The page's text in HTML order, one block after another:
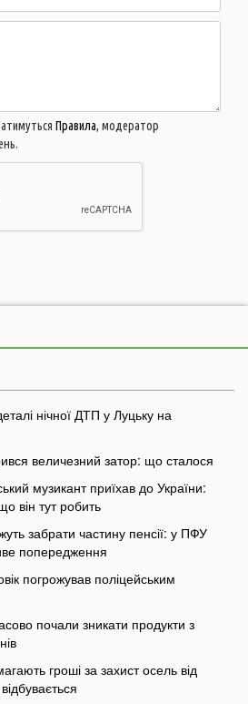
Правила, модератор
нічної ДТП у Луцьку на
величезний затор: що сталося
музикант приїхав до України:
він тут робить
забрати частину пенсії: у ПФУ
попередження
погрожував поліцейським
почали зникати продукти з
гроші за захист осель від